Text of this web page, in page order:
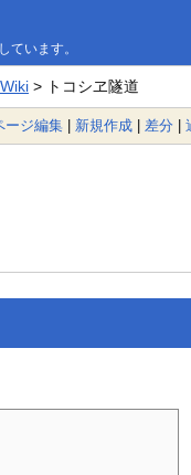
ています。
> トコシヱ隧道
ージ編集 | 新規作成 | 差分 |